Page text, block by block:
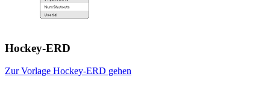
Hockey-ERD
Zur Vorlage Hockey-ERD gehen